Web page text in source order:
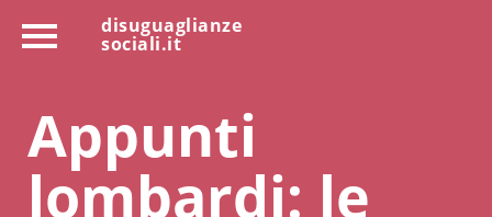
disuguaglianze
sociali.it
Appunti
lombardi: le